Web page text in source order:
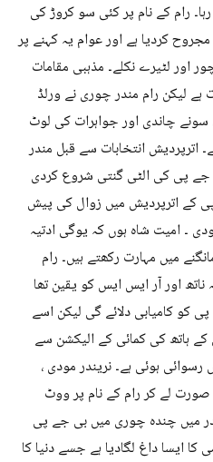
رام کے نام پر کئی سو کروڑ کی
کردیا ہے اور عوام یہ کہنے پر
اور لٹیرے نکلے۔ مذہبی مقامات
لیکن رام مندر چوری نے ورلڈ
سونے چاندی اور جواہرات کی لوٹ
کا ہے۔ اترپردیش انتخابات سے قبل مندر
پی کی الٹی گنتی شروع کردی
کے اترپردیش میں زوال کی پیش
۔ امیت شاہ ہوں کہ یوگی ادتیہ
میں مہارت رکھتے ہیں۔ رام
ناتھ اور آر ایس ایس کو یقین تھا
کو کامیابی دلائے گی لیکن اسے
ہاتھ کی کمائی کے الیکشن سے
ہوئی ہے۔ نریندر مودی ،
صورت لے کر رام کے نام پر ووٹ
میں چندہ چوری میں بی جے پی
کا ایسا داغ لگادیا ہے جسے دنیا کا